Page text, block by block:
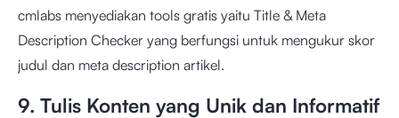
cmlabs menyediakan tools gratis yaitu Title & Meta
Description Checker yang berfungsi untuk mengukur skor
judul dan meta description artikel.
9. Tulis Konten yang Unik dan Informatif